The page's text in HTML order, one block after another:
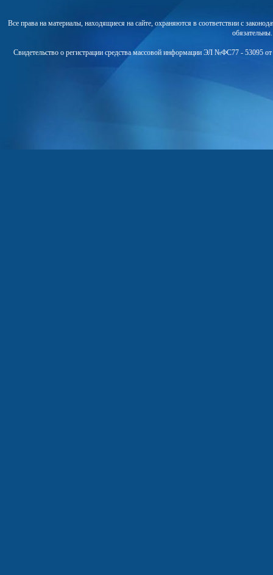
Все права на материалы, находящиеся на сайте, охраняются в соответствии с
Свидетельство о регистрации средства массовой информации ЭЛ №ФС77 - 53095